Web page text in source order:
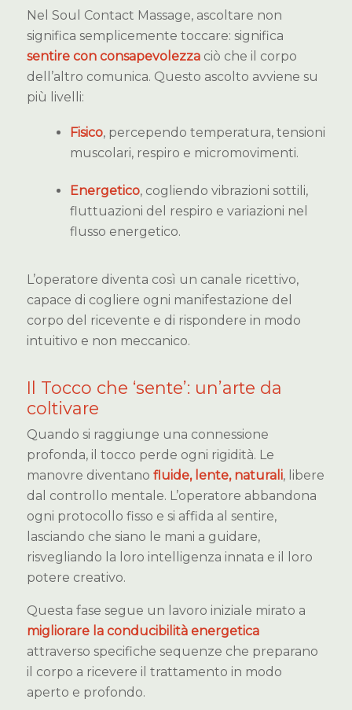
Nel Soul Contact Massage, ascoltare non
significa semplicemente toccare: significa
sentire con consapevolezzaciò che il corpo
dell’altro comunica. Questo ascolto avviene su
più livelli:
Fisico, percependo temperatura, tensioni
muscolari, respiro e micromovimenti.
Energetico, cogliendo vibrazioni sottili,
fluttuazioni del respiro e variazioni nel
flusso energetico.
L’operatore diventa così un canale ricettivo,
capace di cogliere ogni manifestazione del
corpo del ricevente e di rispondere in modo
intuitivo e non meccanico.
Il Tocco che ‘sente’: un’arte da
coltivare
Quando si raggiunge una connessione
profonda, il tocco perde ogni rigidità. Le
manovre diventano fluide, lente, naturali, libere
dal controllo mentale. L’operatore abbandona
ogni protocollo fisso e si affida al sentire,
lasciando che siano le mani a guidare,
risvegliando la loro intelligenza innata e il loro
potere creativo.
Questa fase segue un lavoro iniziale mirato a
migliorare la conducibilità energetica
attraverso specifiche sequenze che preparano
il corpo a ricevere il trattamento in modo
aperto e profondo.